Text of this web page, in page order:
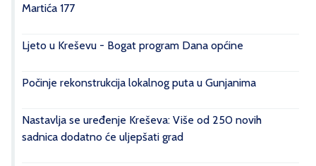
Martića 177
Ljeto u Kreševu - Bogat program Dana općine
Počinje rekonstrukcija lokalnog puta u Gunjanima
Nastavlja se uređenje Kreševa: Više od 250 novih
sadnica dodatno će uljepšati grad